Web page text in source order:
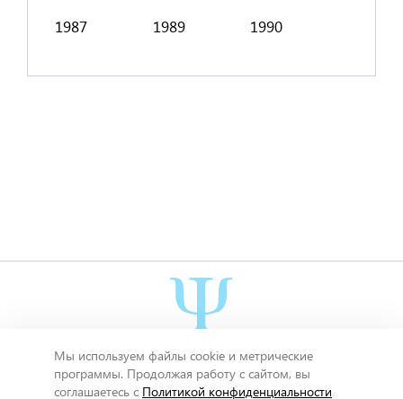
1987 1989 1990
Миры и смыслы Александра Асмолова
Александр Асмолов. Все права защищены.
Мы используем файлы cookie и метрические
программы. Продолжая работу с сайтом, вы
соглашаетесь с Политикой конфиденциальности